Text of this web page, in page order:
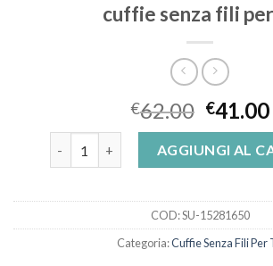
cuffie senza fili
€62.00 €41.00
AGGIUNGI AL
COD:SU-15281650
Categoria:Cuffie Senza Fili Per